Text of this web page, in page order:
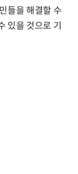
들을 해결할 수
있을 것으로 기